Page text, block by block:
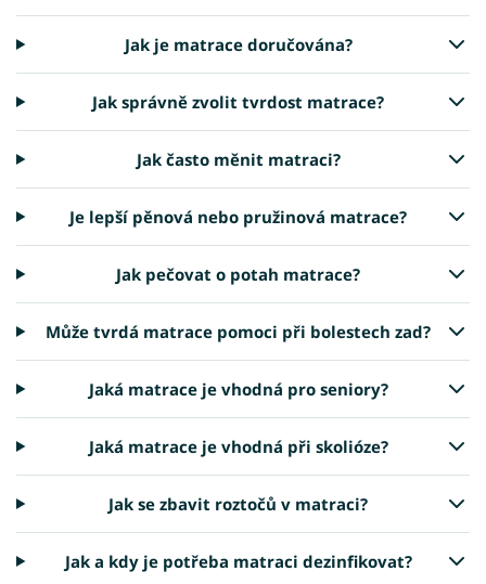
Jak je matrace doručována?
Jak správně zvolit tvrdost matrace?
Jak často měnit matraci?
Je lepší pěnová nebo pružinová matrace?
Jak pečovat o potah matrace?
Může tvrdá matrace pomoci při bolestech zad?
Jaká matrace je vhodná pro seniory?
Jaká matrace je vhodná při skolióze?
Jak se zbavit roztočů v matraci?
Jak a kdy je potřeba matraci dezinfikovat?